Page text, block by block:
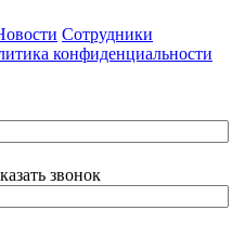
Сотрудники
конфиденциальности
звонок